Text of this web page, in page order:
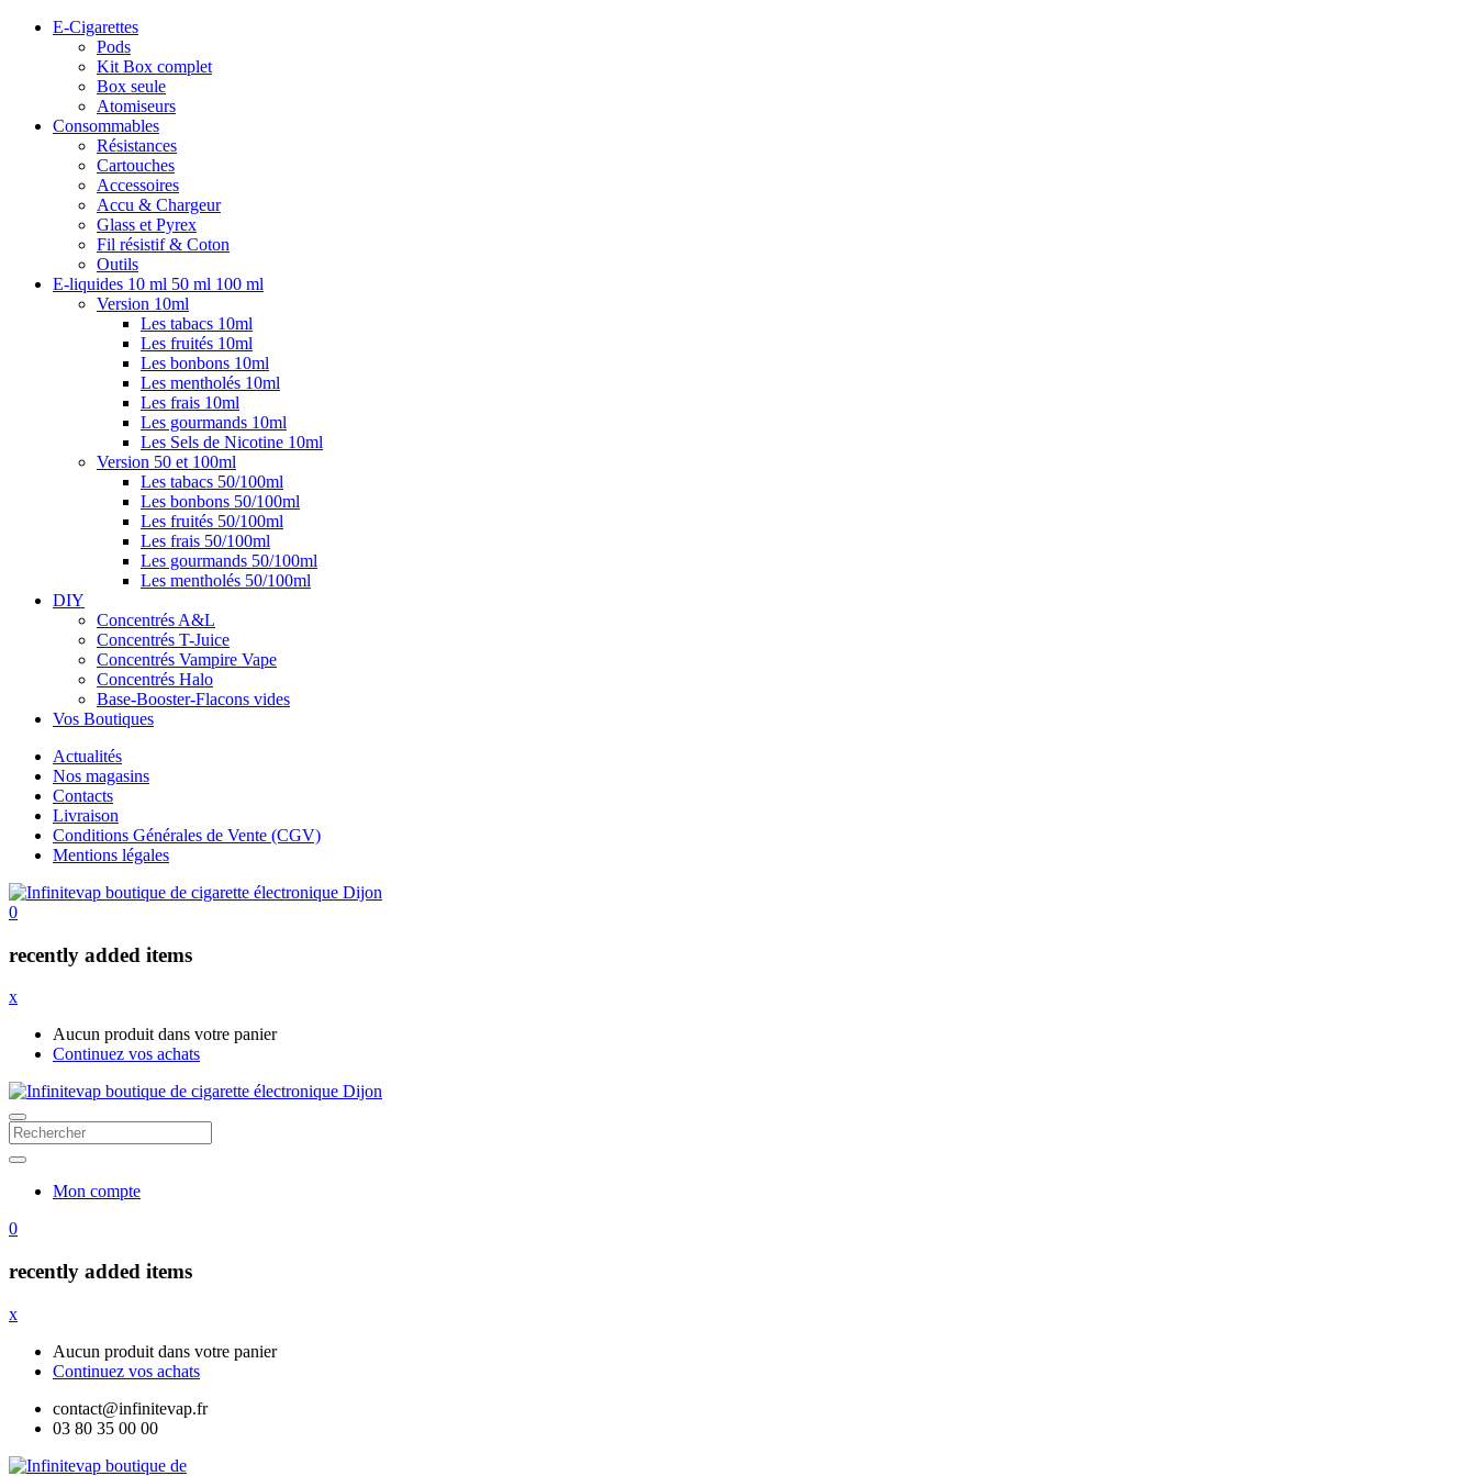
E-Cigarettes
Pods
Kit Box complet
Box seule
Atomiseurs
Consommables
Résistances
Cartouches
Accessoires
Accu & Chargeur
Glass et Pyrex
Fil résistif & Coton
Outils
E-liquides 10 ml 50 ml 100 ml
Version 10ml
Les tabacs 10ml
Les fruités 10ml
Les bonbons 10ml
Les mentholés 10ml
Les frais 10ml
Les gourmands 10ml
Les Sels de Nicotine 10ml
Version 50 et 100ml
Les tabacs 50/100ml
Les bonbons 50/100ml
Les fruités 50/100ml
Les frais 50/100ml
Les gourmands 50/100ml
Les mentholés 50/100ml
DIY
Concentrés A&L
Concentrés T-Juice
Concentrés Vampire Vape
Concentrés Halo
Base-Booster-Flacons vides
Vos Boutiques
Actualités
Nos magasins
Contacts
Livraison
Conditions Générales de Vente (CGV)
Mentions légales
0
recently added items
x
Aucun produit dans votre panier
Continuez vos achats
Mon compte
0
recently added items
x
Aucun produit dans votre panier
Continuez vos achats
contact@infinitevap.fr
03 80 35 00 00